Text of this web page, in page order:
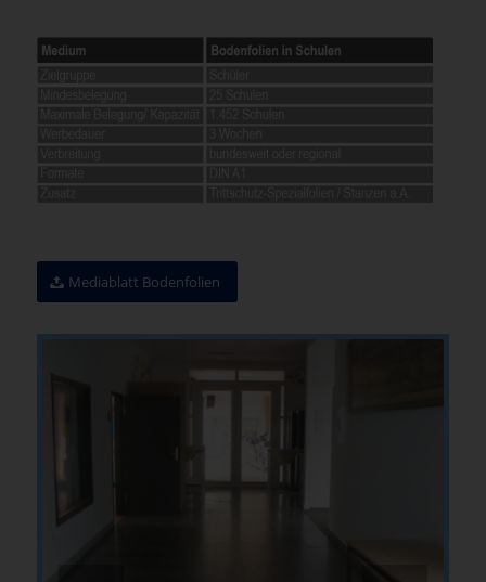
Mediablatt Bodenfolien